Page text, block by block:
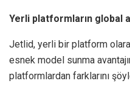
Yerli platformların global
Jetlid, yerli bir platform
esnek model sunma
platformlardan farklarını